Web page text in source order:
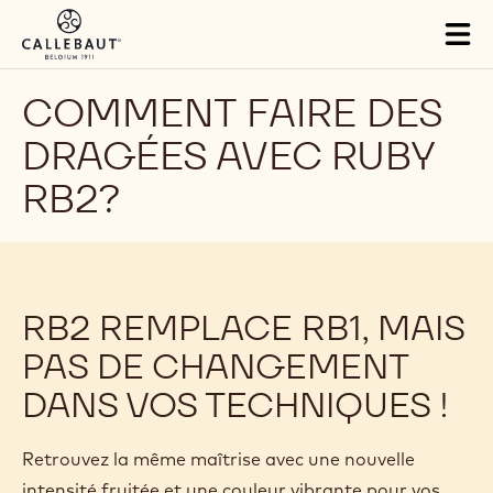
Skip to main content
COMMENT FAIRE DES
DRAGÉES AVEC RUBY
RB2?
RB2 REMPLACE RB1, MAIS
PAS DE CHANGEMENT
DANS VOS TECHNIQUES !
Retrouvez la même maîtrise avec une nouvelle